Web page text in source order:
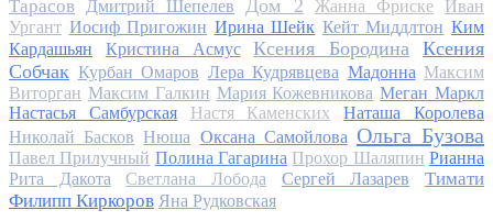
Тарасов
Дмитрий Шепелев Дом 2 Жанна Фриске
Иван
Ургант Иосиф Пригожин Ирина Шейк Кейт Миддлтон Ким
Кардашьян
Кристина Асмус Ксения Бородина
Ксения
Собчак Курбан Омаров Лера Кудрявцева Мадонна Максим
Виторган Максим Галкин Мария Кожевникова Меган Маркл
Настасья Самбурская
Настя Каменских
Наташа Королева
Николай Басков Нюша Оксана Самойлова Ольга Бузова
Павел Прилучный Полина Гагарина Прохор Шаляпин Рианна
Рита Дакота
Светлана Лобода Сергей Лазарев
Тимати
Филипп Киркоров Яна Рудковская